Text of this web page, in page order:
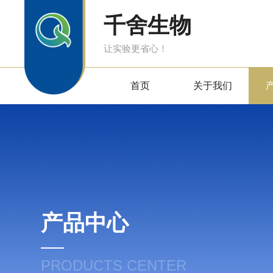
千舍生物
让实验更省心！
首页 关于我们
产品中心
PRODUCTS CENTER